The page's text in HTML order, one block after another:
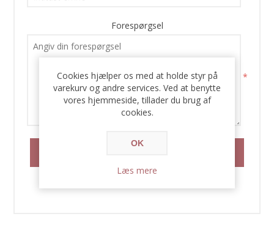
Forespørgsel
*
Cookies hjælper os med at holde styr på
varekurv og andre services. Ved at benytte
vores hjemmeside, tillader du brug af
cookies.
OK
Læs mere